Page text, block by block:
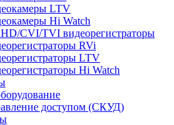
LTV
Hi Watch
CVI/TVI видеорегистраторы
RVi
LTV
Hi Watch
доступом (СКУД)